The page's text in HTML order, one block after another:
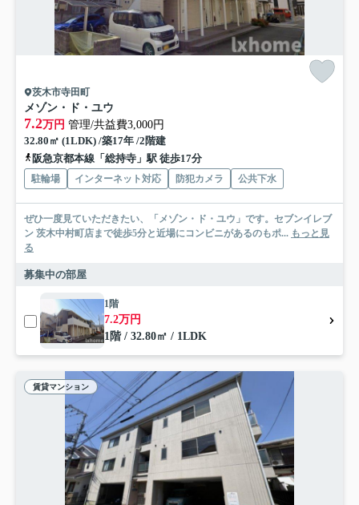
茨木市寺田町
メゾン・ド・ユウ
7.2万円 管理/共益費3,000円
32.80㎡ (1LDK) /築17年 /2階建
阪急京都本線「総持寺」駅 徒歩17分
駐輪場 インターネット対応 防犯カメラ 公共下水
ぜひ一度見ていただきたい、「メゾン・ド・ユウ」です。セブンイレブ
ン 茨木中村町店まで徒歩5分と近場にコンビニがあるのもポ... もっと見
る
募集中の部屋
1階
7.2万円
1階 / 32.80㎡ / 1LDK
賃貸マンション